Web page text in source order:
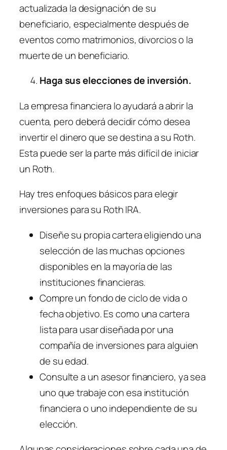
actualizada la designación de su
beneficiario, especialmente después de
eventos como matrimonios, divorcios o la
muerte de un beneficiario.
Haga sus elecciones de inversión.
La empresa financiera lo ayudará a abrir la
cuenta, pero deberá decidir cómo desea
invertir el dinero que se destina a su Roth.
Esta puede ser la parte más difícil de iniciar
un Roth.
Hay tres enfoques básicos para elegir
inversiones para su Roth IRA.
Diseñe su propia cartera eligiendo una
selección de las muchas opciones
disponibles en la mayoría de las
instituciones financieras.
Compre un fondo de ciclo de vida o
fecha objetivo. Es como una cartera
lista para usar diseñada por una
compañía de inversiones para alguien
de su edad.
Consulte a un asesor financiero, ya sea
uno que trabaje con esa institución
financiera o uno independiente de su
elección.